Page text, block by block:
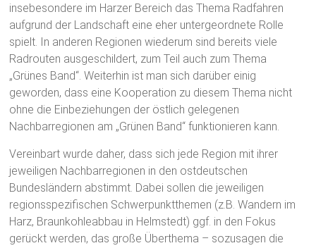
insebesondere im Harzer Bereich das Thema Radfahren
aufgrund der Landschaft eine eher untergeordnete Rolle
spielt. In anderen Regionen wiederum sind bereits viele
Radrouten ausgeschildert, zum Teil auch zum Thema
„Grünes Band“. Weiterhin ist man sich darüber einig
geworden, dass eine Kooperation zu diesem Thema nicht
ohne die Einbeziehungen der östlich gelegenen
Nachbarregionen am „Grünen Band“ funktionieren kann.
Vereinbart wurde daher, dass sich jede Region mit ihrer
jeweiligen Nachbarregionen in den ostdeutschen
Bundesländern abstimmt. Dabei sollen die jeweiligen
regionsspezifischen Schwerpunktthemen (z.B. Wandern im
Harz, Braunkohleabbau in Helmstedt) ggf. in den Fokus
gerückt werden, das große Überthema – sozusagen die